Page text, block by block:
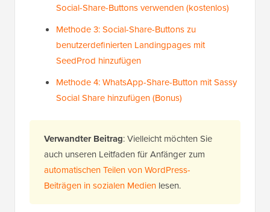
Social-Share-Buttons verwenden (kostenlos)
Methode 3: Social-Share-Buttons zu
benutzerdefinierten Landingpages mit
SeedProd hinzufügen
Methode 4: WhatsApp-Share-Button mit Sassy
Social Share hinzufügen (Bonus)
Verwandter Beitrag: Vielleicht möchten Sie
auch unseren Leitfaden für Anfänger zum
automatischen Teilen von WordPress-
Beiträgen in sozialen Medien lesen.